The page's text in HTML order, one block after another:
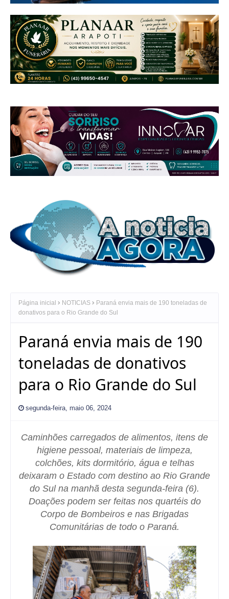
Página inicial NOTICIAS
Paraná envia mais de 190 toneladas de
donativos para o Rio Grande do Sul
Paraná envia mais de 190
toneladas de donativos
para o Rio Grande do Sul
segunda-feira, maio 06, 2024
Caminhões carregados de alimentos, itens de
higiene pessoal, materiais de limpeza,
colchões, kits dormitório, água e telhas
deixaram o Estado com destino ao Rio Grande
do Sul na manhã desta segunda-feira (6).
Doações podem ser feitas nos quartéis do
Corpo de Bombeiros e nas Brigadas
Comunitárias de todo o Paraná.